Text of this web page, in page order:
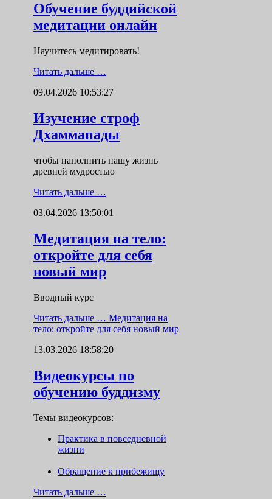
Обучение буддийской
медитации онлайн
Научитесь медитировать!
Читать дальше …
09.04.2026 10:53:27
Изучение строф
Дхаммапады
чтобы наполнить нашу жизнь
древней мудростью
Читать дальше …
03.04.2026 13:50:01
Медитация на тело:
откройте для себя
новый мир
Вводный курс
Читать дальше … Медитация на
тело: откройте для себя новый мир
13.03.2026 18:58:20
Видеокурсы по
обучению буддизму
Темы видеокурсов:
Практика в повседневной
жизни
Обращение к прибежищу
Читать дальше …